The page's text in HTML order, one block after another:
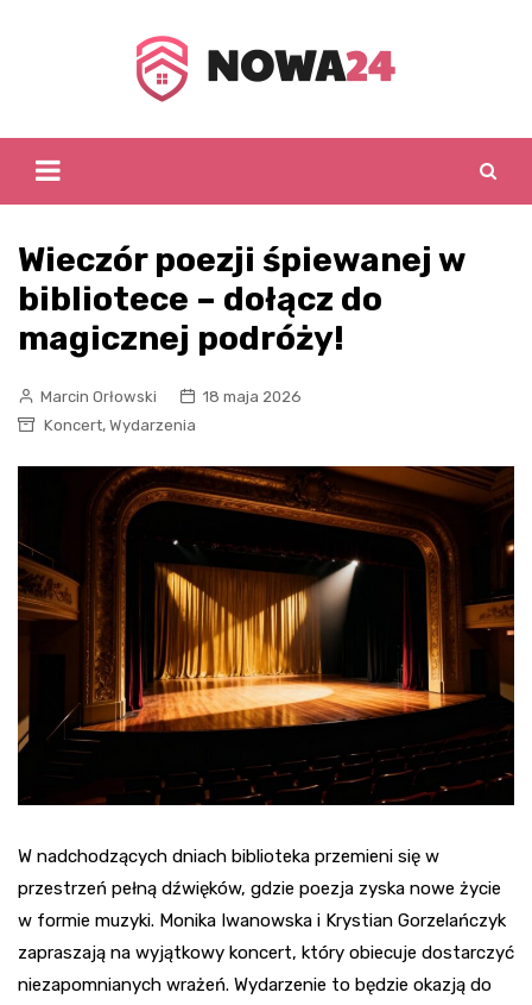
Wieczór poezji śpiewanej w
bibliotece – dołącz do
magicznej podróży!
Marcin Orłowski
18 maja 2026
Koncert, Wydarzenia
W nadchodzących dniach biblioteka przemieni się w
przestrzeń pełną dźwięków, gdzie poezja zyska nowe życie
w formie muzyki. Monika Iwanowska i Krystian Gorzelańczyk
zapraszają na wyjątkowy koncert, który obiecuje dostarczyć
niezapomnianych wrażeń. Wydarzenie to będzie okazją do